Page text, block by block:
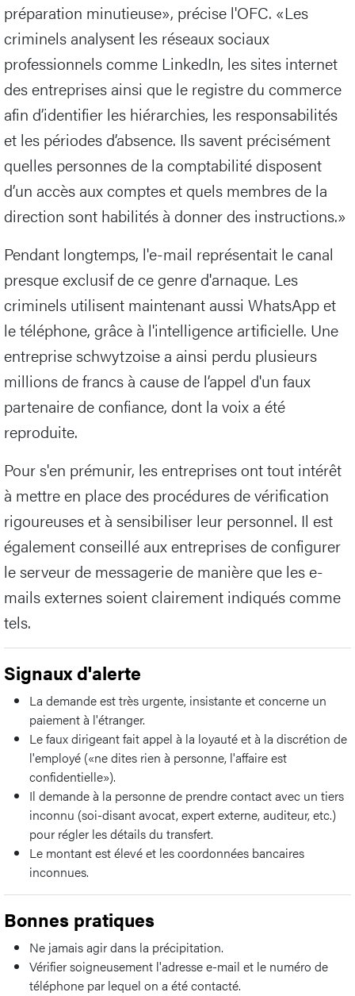
préparation minutieuse», précise l'OFC. «Les
criminels analysent les réseaux sociaux
professionnels comme LinkedIn, les sites internet
des entreprises ainsi que le registre du commerce
afin d’identifier les hiérarchies, les responsabilités
et les périodes d’absence. Ils savent précisément
quelles personnes de la comptabilité disposent
d’un accès aux comptes et quels membres de la
direction sont habilités à donner des instructions.»
Pendant longtemps, l'e-mail représentait le canal
presque exclusif de ce genre d'arnaque. Les
criminels utilisent maintenant aussi WhatsApp et
le téléphone, grâce à l'intelligence artificielle. Une
entreprise schwytzoise a ainsi perdu plusieurs
millions de francs à cause de l’appel d'un faux
partenaire de confiance, dont la voix a été
reproduite.
Pour s'en prémunir, les entreprises ont tout intérêt
à mettre en place des procédures de vérification
rigoureuses et à sensibiliser leur personnel. Il est
également conseillé aux entreprises de configurer
le serveur de messagerie de manière que les e-
mails externes soient clairement indiqués comme
tels.
Signaux d'alerte
La demande est très urgente, insistante et concerne un
paiement à l'étranger.
Le faux dirigeant fait appel à la loyauté et à la discrétion de
l'employé («ne dites rien à personne, l'affaire est
confidentielle»).
Il demande à la personne de prendre contact avec un tiers
inconnu (soi-disant avocat, expert externe, auditeur, etc.)
pour régler les détails du transfert.
Le montant est élevé et les coordonnées bancaires
inconnues.
Bonnes pratiques
Ne jamais agir dans la précipitation.
Vérifier soigneusement l'adresse e-mail et le numéro de
téléphone par lequel on a été contacté.